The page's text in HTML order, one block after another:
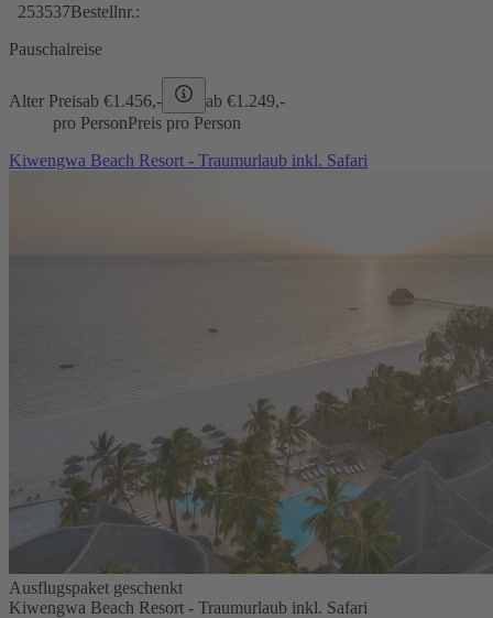
253537Bestellnr.:
Pauschalreise
Alter Preisab €1.456,- ab €1.249,-
pro PersonPreis pro Person
Kiwengwa Beach Resort - Traumurlaub inkl. Safari
Ausflugspaket geschenkt
Kiwengwa Beach Resort - Traumurlaub inkl. Safari